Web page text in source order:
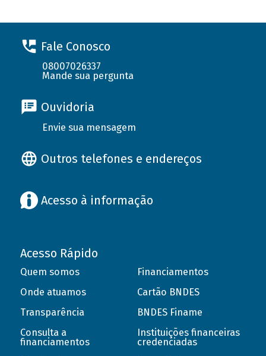
Fale Conosco
08007026337
Mande sua pergunta
Ouvidoria
Envie sua mensagem
Outros telefones e endereços
Acesso à informação
Acesso Rápido
Quem somos
Onde atuamos
Transparência
Consulta a
financiamentos
Financiamentos
Cartão BNDES
BNDES Finame
Instituições financeiras
credenciadas